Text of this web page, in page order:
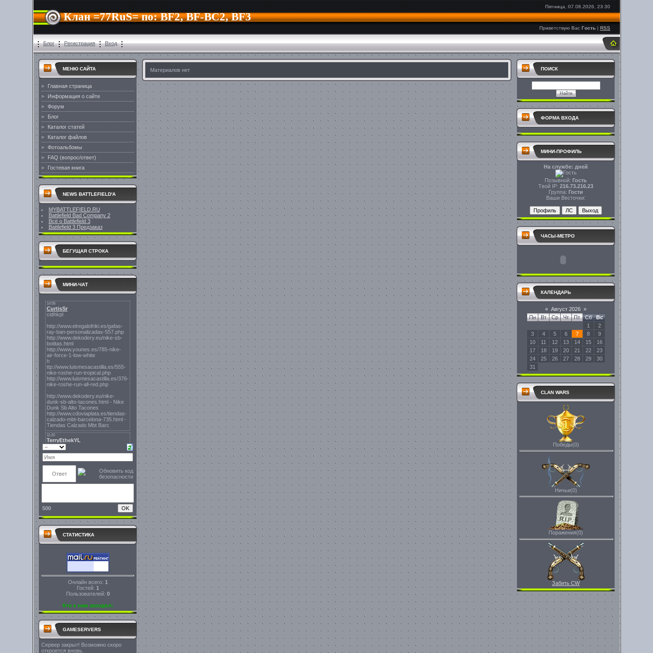
Клан =77RuS= по: BF2, BF-BC2, BF3
Пятница, 07.08.2026, 23:30
Приветствую Вас Гость|RSS
Блог Регистрация Вход
МЕНЮ САЙТА
Главная страница
Информация о сайте
Форум
Блог
Каталог статей
Каталог файлов
Фотоальбомы
FAQ (вопрос/ответ)
Гостевая книга
NEWS BATTLEFIELD'A
MYBATTLEFIELD.RU
Battlefield Bad Company 2
Всё о Battlefield 3
Battlefield 3 Предзаказ
БЕГУЩАЯ СТРОКА
МИНИ-ЧАТ
500
СТАТИСТИКА
Онлайн всего: 1
Гостей: 1
Пользователей: 0
Кто к нам заходил:
GAMESERVERS
Сервер закрыт! Возможно скоро
откроется вновь.
Материалов нет ПОИСК
ФОРМА ВХОДА
МИНИ-ПРОФИЛЬ
На службе: дней
Позывной: Гость
Твой IP: 216.73.216.23
Группа: Гости
Ваши Весточки:
ЧАСЫ-МЕТРО
КАЛЕНДАРЬ
« Август 2026 »
Пн
Вт Ср Чт Пт Сб
Вс
1
2
3
4 5 6 7 8
9
10
11 12 13 14 15
16
17
18 19 20 21 22
23
24
25 26 27 28 29
30
31
CLAN WARS
Победы(0)
Ничьи(0)
Поражения(0)
Забить CW